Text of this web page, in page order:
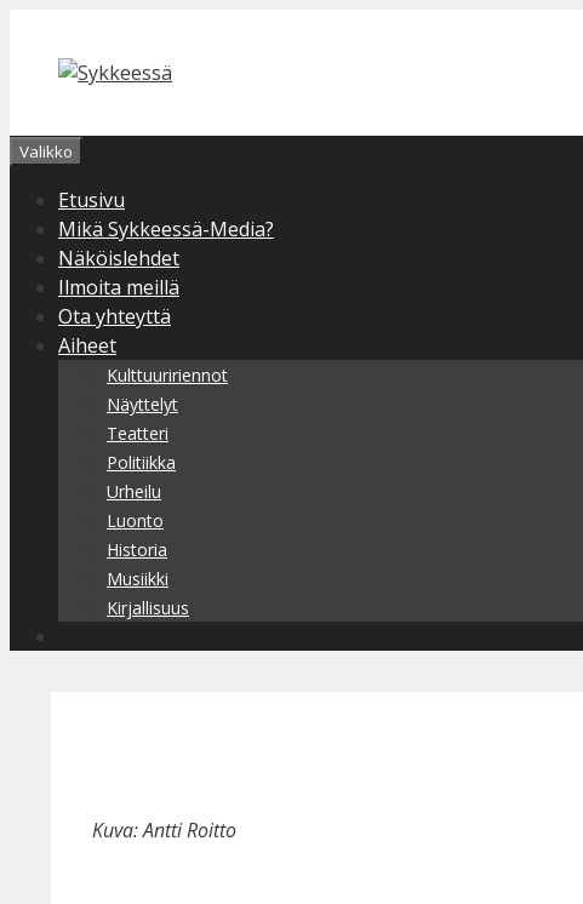
sisältöön
Valikko
Etusivu
Mikä Sykkeessä-Media?
Näköislehdet
Ilmoita meillä
Ota yhteyttä
Aiheet
Kulttuuririennot
Näyttelyt
Teatteri
Politiikka
Urheilu
Luonto
Historia
Musiikki
Kirjallisuus
Kuva: Antti Roitto